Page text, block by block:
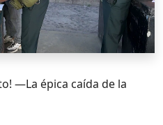
—La épica caída de la